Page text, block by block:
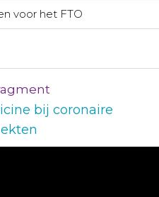
voor het FTO
bij coronaire